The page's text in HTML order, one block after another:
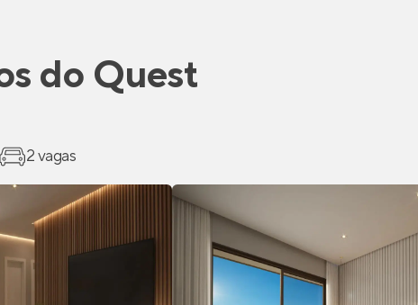
do Quest
2 vagas